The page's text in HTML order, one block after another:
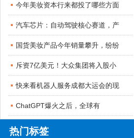
今年美妆资本行来都投了哪些方面
汽车芯片：自动驾驶核心赛道，产
国货美妆产品今年销量攀升，纷纷
斥资7亿美元！大众集团将入股小
快来看机器人服务成都大运会的现
ChatGPT爆火之后，全球有
热门标签